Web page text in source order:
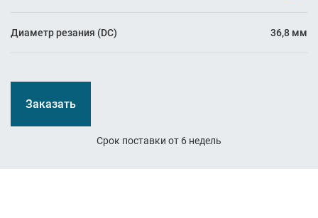
Диаметр резания (DC) 36,8 мм
Заказать
Срок поставки от 6 недель